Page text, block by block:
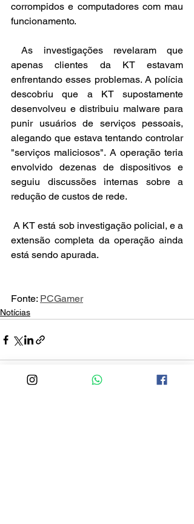
corrompidos e computadores com mau
funcionamento.
As investigações revelaram que
apenas clientes da KT estavam
enfrentando esses problemas. A polícia
descobriu que a KT supostamente
desenvolveu e distribuiu malware para
punir usuários de serviços pessoais,
alegando que estava tentando controlar
"serviços maliciosos". A operação teria
envolvido dezenas de dispositivos e
seguiu discussões internas sobre a
redução de custos de rede.
A KT está sob investigação policial, e a
extensão completa da operação ainda
está sendo apurada.
Fonte: PCGamer
Notícias